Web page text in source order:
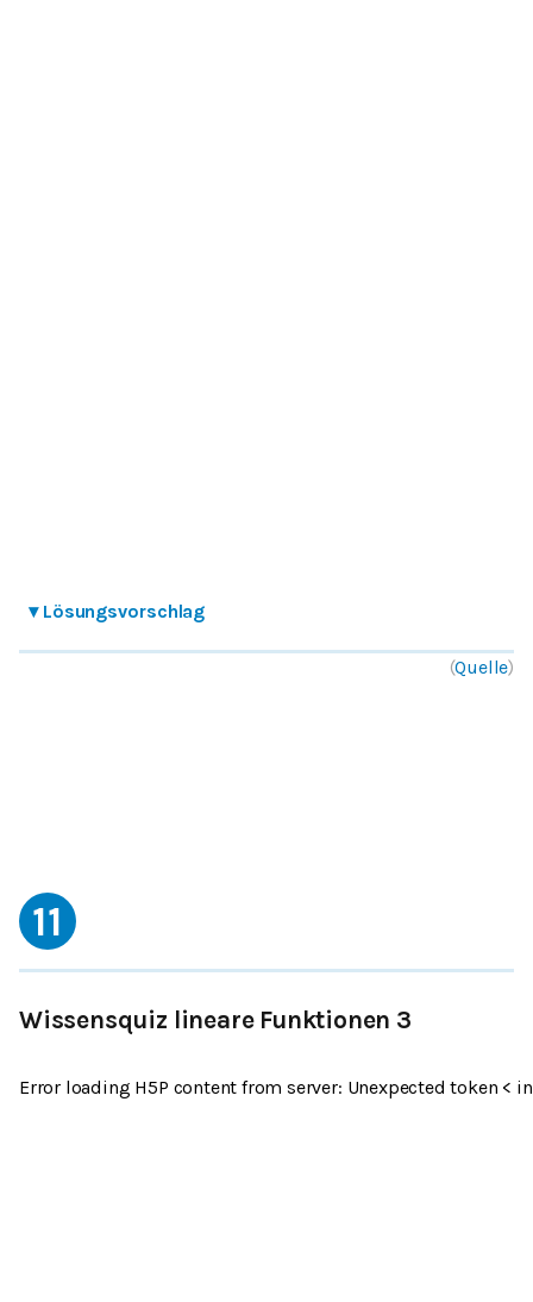
▾ Lösungsvorschlag
(Quelle)
11
Wissensquiz lineare Funktionen 3
Error loading H5P content from server: Unexpected token <